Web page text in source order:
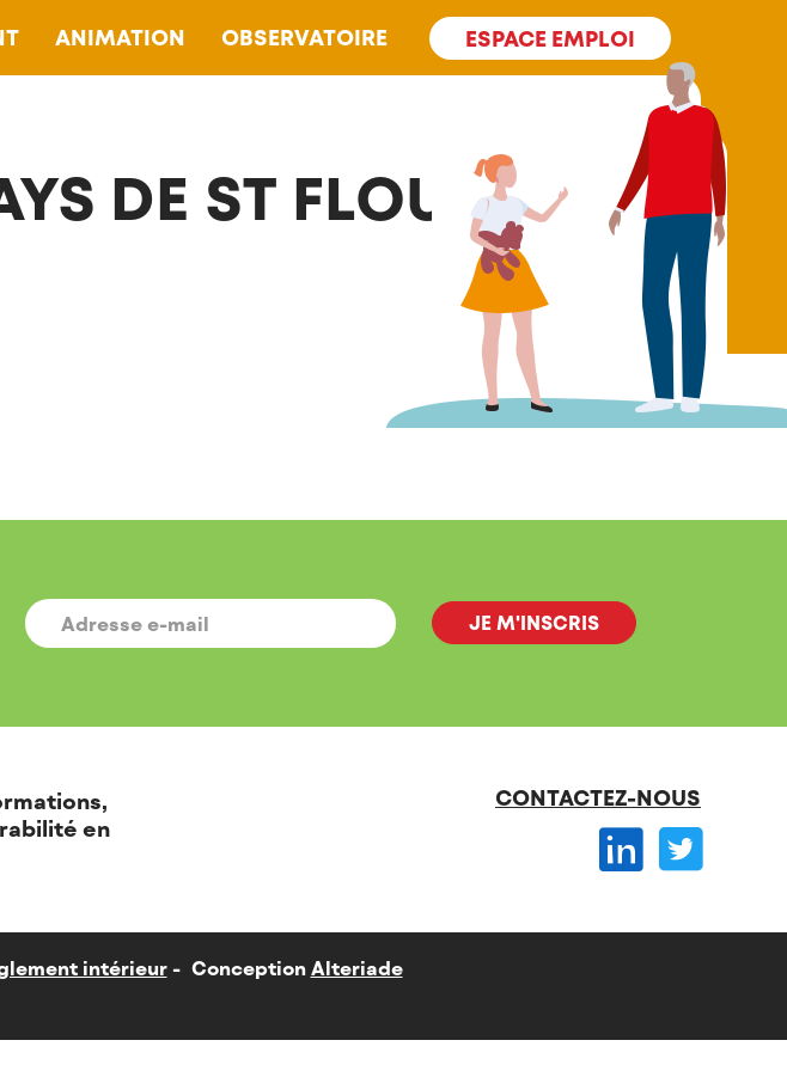
ANIMATION OBSERVATOIRE ESPACE EMPLOI
DE ST FLOUR
E-
MAIL *
en
CONTACTEZ-NOUS
intérieur Conception Alteriade